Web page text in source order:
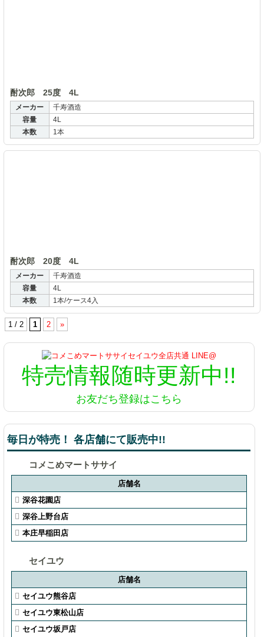
酎次郎 25度 4L
メーカー
千寿酒造
容量
4L
本数
1本
酎次郎 20度 4L
メーカー
千寿酒造
容量
4L
本数
1本/ケース4入
1 / 2 1 2 »
特売情報随時更新中!!
お友だち登録はこちら
毎日が特売！ 各店舗にて販売中!!
コメこめマートササイ
店舗名
深谷花園店
深谷上野台店
本庄早稲田店
セイユウ
店舗名
セイユウ熊谷店
セイユウ東松山店
セイユウ坂戸店